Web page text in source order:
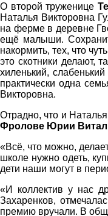
О второй труженице
Наталья Викторовна
на ферме в деревне
ещё малыши.
накормить, тех, что
это скотники делают,
хиленький,
практически одна
Викторовна.
Отрадно, что и
Фролове Юрии
«Всё, что можно,
школе нужно одеть,
дети наши могут в
«И коллектив у нас
Захаренков,
премию вручали. В